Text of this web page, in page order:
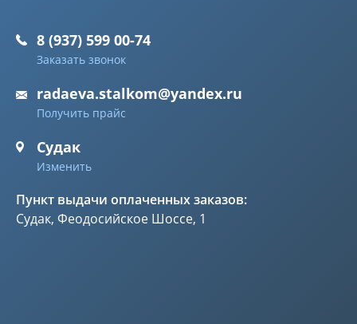
8 (937) 599 00-74
Заказать звонок
radaeva.stalkom@yandex.ru
Получить прайс
Судак
Изменить
Пункт выдачи оплаченных заказов:
Судак, Феодосийское Шоссе, 1